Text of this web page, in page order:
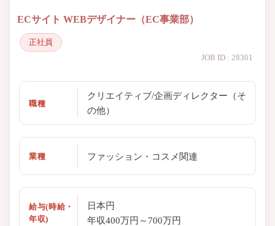
ECサイト WEBデザイナー（EC事業部）
正社員
JOB ID : 28301
職種
クリエイティブ/企画ディレクター（そ
の他）
業種 ファッション・コスメ関連
給与(時給・
年収)
日本円
年収400万円～700万円